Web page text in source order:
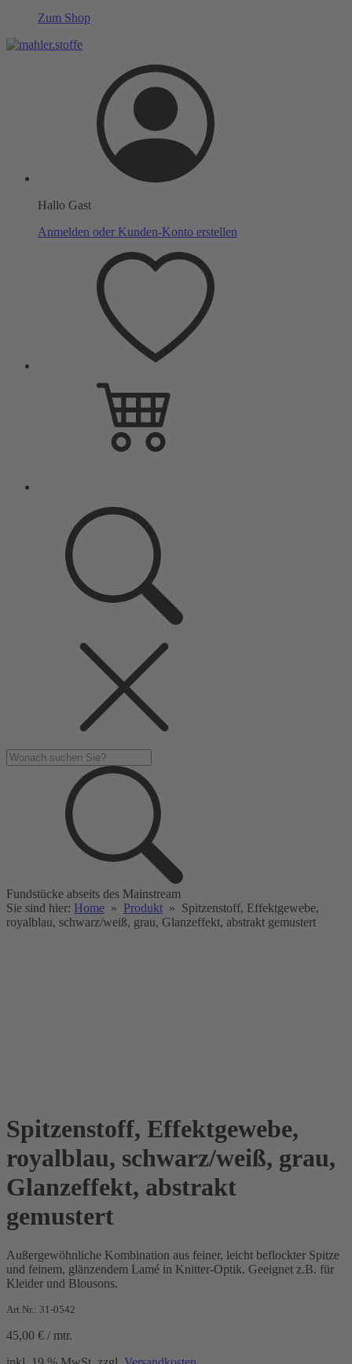
Zum Shop
Hallo Gast
Anmelden oder Kunden-Konto erstellen
Fundstücke abseits des Mainstream
Sie sind hier: Home » Produkt » Spitzenstoff, Effektgewebe,
royalblau, schwarz/weiß, grau, Glanzeffekt, abstrakt gemustert
Spitzenstoff, Effektgewebe,
royalblau, schwarz/weiß, grau,
Glanzeffekt, abstrakt
gemustert
Außergewöhnliche Kombination aus feiner, leicht beflockter Spitze
und feinem, glänzendem Lamé in Knitter-Optik. Geeignet z.B. für
Kleider und Blousons.
Art.Nr.: 31-0542
45,00 € / mtr.